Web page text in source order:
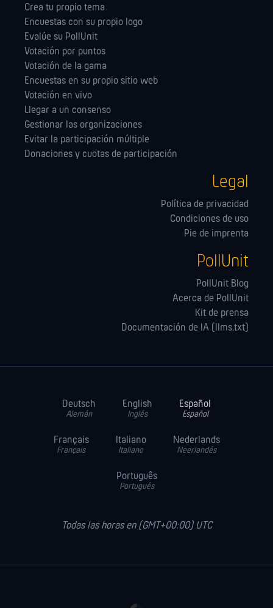
Crea tu propio tema
Encuestas con su propio logo
Evalúe su PollUnit
Votación por puntos
Votación de la gama
Encuestas en su propio sitio web
Votación en vivo
Llegar a un consenso
Gestionar las orga­nizaciones
Evitar la participación múltiple
Donaciones y cuotas de participación
Legal
Política de privacidad
Condiciones de uso
Pie de imprenta
PollUnit
PollUnit Blog
Acerca de PollUnit
Kit de prensa
Documentación de IA (llms.txt)
Deutsch
Alemán
English
Inglés
Español
Español
Français
Français
Italiano
Italiano
Nederlands
Neerlandés
Português
Portugués
Todas las horas en (GMT+00:00) UTC